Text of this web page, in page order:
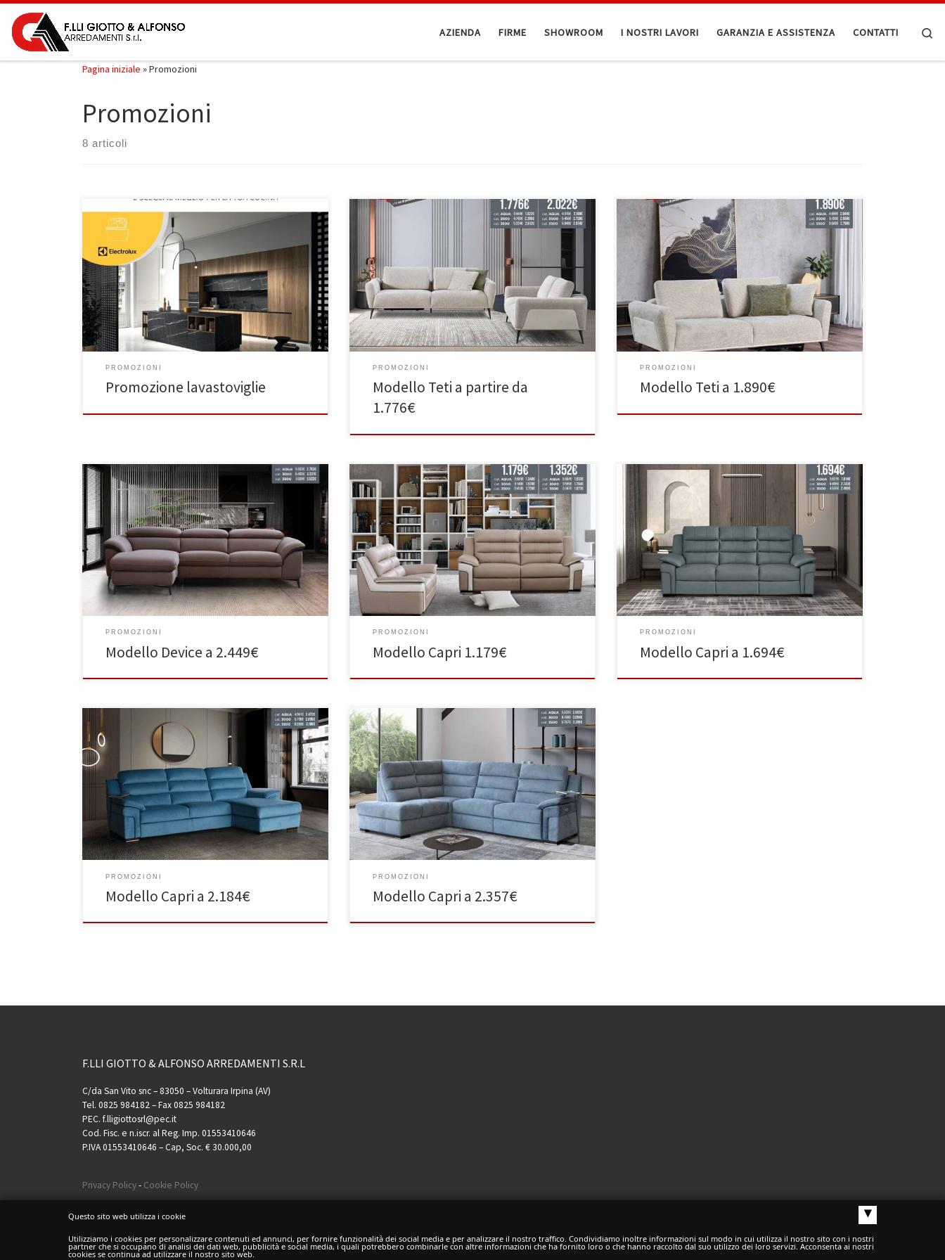
Passa al contenuto
AZIENDA FIRME SHOWROOM I NOSTRI LAVORI GARANZIA E ASSISTENZA CONTATTI
Pagina iniziale »Promozioni
Promozioni
8 articoli
PROMOZIONI
Promozione lavastoviglie
PROMOZIONI
Modello Teti a partire da
1.776€
PROMOZIONI
Modello Teti a 1.890€
PROMOZIONI
Modello Device a 2.449€
PROMOZIONI
Modello Capri 1.179€
PROMOZIONI
Modello Capri a 1.694€
PROMOZIONI
Modello Capri a 2.184€
PROMOZIONI
Modello Capri a 2.357€
F.LLI GIOTTO & ALFONSO ARREDAMENTI S.R.L
C/da San Vito snc – 83050 – Volturara Irpina (AV)
Tel. 0825 984182 – Fax 0825 984182
PEC. f.lligiottosrl@pec.it
Cod. Fisc. e n.iscr. al Reg. Imp. 01553410646
P.IVA 01553410646 – Cap, Soc. € 30.000,00
Privacy Policy- Cookie Policy
F.lli Giotto & Alfonso– Tutti i diritti riservati
Questo sito web utilizza i cookie ▴
Utilizziamo i cookies per personalizzare contenuti ed annunci, per fornire funzionalità dei social media e per analizzare il nostro traffico. Condividiamo inoltre informazioni sul modo in cui utilizza il nostro sito con i nostri
partner che si occupano di analisi dei dati web, pubblicità e social media, i quali potrebbero combinarle con altre informazioni che ha fornito loro o che hanno raccolto dal suo utilizzo dei loro servizi. Acconsenta ai nostri
cookies se continua ad utilizzare il nostro sito web.